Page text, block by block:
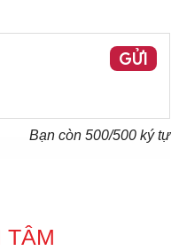
GỬI
Bạn còn 500/500 ký tự
TÂM